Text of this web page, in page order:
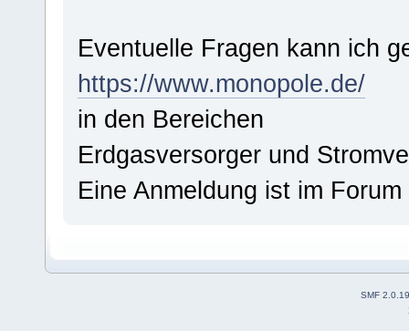
Eventuelle Fragen kann ich
https://www.monopole.de/
in den Bereichen
Erdgasversorger und
Eine Anmeldung ist im
SMF 2.0.19